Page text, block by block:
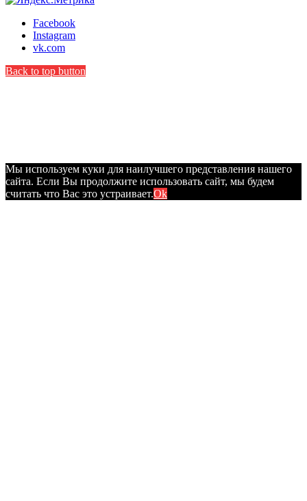
Facebook
Instagram
vk.com
Back to top button
Мы используем куки для наилучшего представления нашего
сайта. Если Вы продолжите использовать сайт, мы будем
считать что Вас это устраивает.Ok